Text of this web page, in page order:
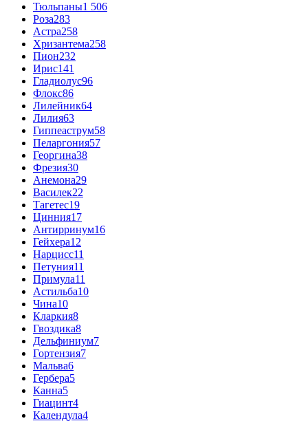
Тюльпаны1 506
Роза283
Астра258
Хризантема258
Пион232
Ирис141
Гладиолус96
Флокс86
Лилейник64
Лилия63
Гиппеаструм58
Пеларгония57
Георгина38
Фрезия30
Анемона29
Василек22
Тагетес19
Цинния17
Антирринум16
Гейхера12
Нарцисс11
Петуния11
Примула11
Астильба10
Чина10
Кларкия8
Гвоздика8
Дельфиниум7
Гортензия7
Мальва6
Гербера5
Канна5
Гиацинт4
Календула4